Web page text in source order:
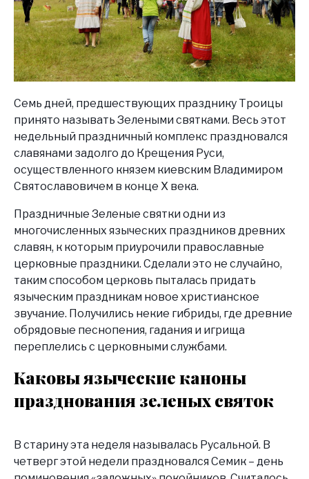
Семь дней, предшествующих празднику Троицы
принято называть Зелеными святками. Весь этот
недельный праздничный комплекс праздновался
славянами задолго до Крещения Руси,
осуществленного князем киевским Владимиром
Святославовичем в конце X века.
Праздничные Зеленые святки одни из
многочисленных языческих праздников древних
славян, к которым приурочили православные
церковные праздники. Сделали это не случайно,
таким способом церковь пыталась придать
языческим праздникам новое христианское
звучание. Получились некие гибриды, где древние
обрядовые песнопения, гадания и игрища
переплелись с церковными службами.
Каковы языческие каноны
празднования зеленых святок
В старину эта неделя называлась Русальной. В
четверг этой недели праздновался Семик – день